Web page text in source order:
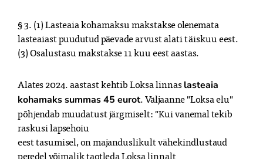
§ 3. (1) Lasteaia kohamaksu makstakse olenemata
lasteaiast puudutud päevade arvust alati täiskuu eest.
(3) Osalustasu makstakse 11 kuu eest aastas.
Alates 2024. aastast kehtib Loksa linnas lasteaia
kohamaks summas 45 eurot. Väljaanne "Loksa elu"
põhjendab muudatust järgmiselt: "Kui vanemal tekib
raskusi lapsehoiu
eest tasumisel, on majanduslikult vähekindlustaud
peredel võimalik taotleda Loksa linnalt